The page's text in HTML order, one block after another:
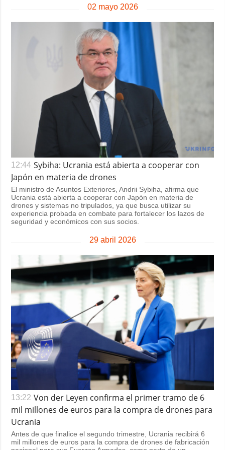
02 mayo 2026
12:44 Sybiha: Ucrania está abierta a cooperar con
Japón en materia de drones
El ministro de Asuntos Exteriores, Andrii Sybiha, afirma que
Ucrania está abierta a cooperar con Japón en materia de
drones y sistemas no tripulados, ya que busca utilizar su
experiencia probada en combate para fortalecer los lazos de
seguridad y económicos con sus socios.
29 abril 2026
13:22 Von der Leyen confirma el primer tramo de 6
mil millones de euros para la compra de drones para
Ucrania
Antes de que finalice el segundo trimestre, Ucrania recibirá 6
mil millones de euros para la compra de drones de fabricación